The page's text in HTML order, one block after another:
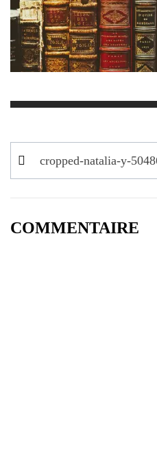
Navigation
de
cropped-natalia-y-
COMMENTAIRE